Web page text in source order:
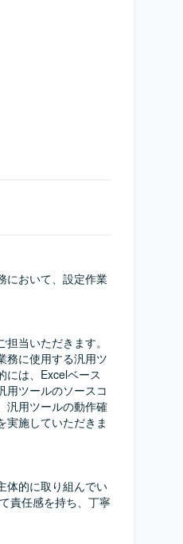
において、設定作業
当いただきます。
務に使用する汎用ツ
には、Excelベース
用ツールのソースコ
汎用ツールの動作確
実施していただきま
体的に取り組んでい
責任感を持ち、丁寧